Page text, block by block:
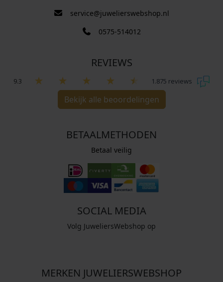
service@juwelierswebshop.nl
0575-514012
REVIEWS
9.3 1.875 reviews
Bekijk alle beoordelingen
BETAALMETHODEN
Betaal veilig
SOCIAL MEDIA
Volg JuweliersWebshop op
MERKEN JUWELIERSWEBSHOP